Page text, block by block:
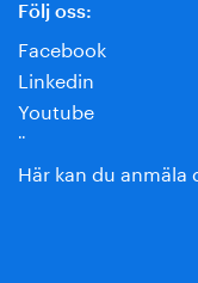
Följ oss:
Facebook
Linkedin
Youtube
¨
Här kan du